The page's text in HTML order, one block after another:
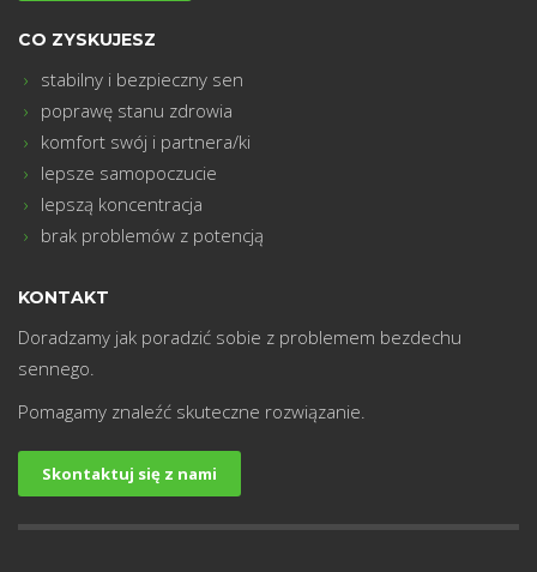
CO ZYSKUJESZ
stabilny i bezpieczny sen
poprawę stanu zdrowia
komfort swój i partnera/ki
lepsze samopoczucie
lepszą koncentracja
brak problemów z potencją
KONTAKT
Doradzamy jak poradzić sobie z problemem bezdechu
sennego.
Pomagamy znaleźć skuteczne rozwiązanie.
Skontaktuj się z nami